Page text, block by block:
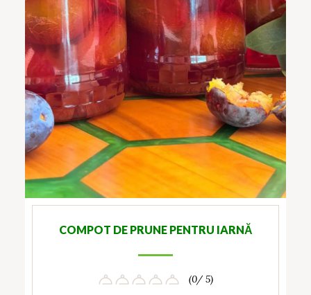
COMPOT DE PRUNE PENTRU IARNĂ
(0/ 5)